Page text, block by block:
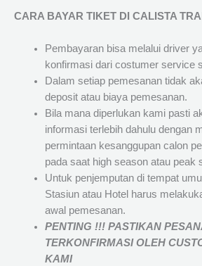
CARA BAYAR TIKET DI CALISTA
Pembayaran bisa melalui driver
konfirmasi dari costumer service
Dalam setiap pemesanan tidak
deposit atau biaya pemesanan.
Bila mana diperlukan kami pasti
informasi terlebih dahulu dengan
permintaan kesanggupan calon
pada saat high season atau peak
Untuk penjemputan di tempat
Stasiun atau Hotel harus
awal pemesanan.
PENTING !!! PASTIKAN
TERKONFIRMASI OLEH
KAMI